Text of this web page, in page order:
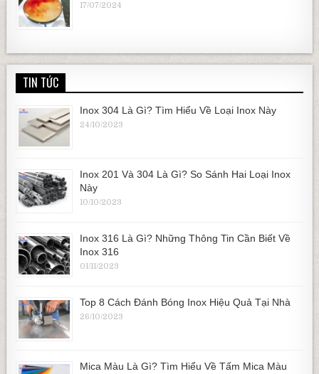
17/07/2024
TIN TỨC
Inox 304 Là Gì? Tìm Hiểu Về Loại Inox Này
24/10/2023
Inox 201 Và 304 Là Gì? So Sánh Hai Loại Inox
Này
10/10/2023
Inox 316 Là Gì? Những Thông Tin Cần Biết Về
Inox 316
01/11/2023
Top 8 Cách Đánh Bóng Inox Hiệu Quả Tại Nhà
26/10/2023
Mica Màu Là Gì? Tìm Hiểu Về Tấm Mica Màu